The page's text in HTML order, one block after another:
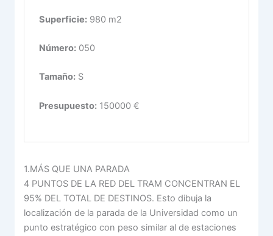
Superficie:980 m2
Número:050
Tamaño:S
Presupuesto:150000 €
1.MÁS QUE UNA PARADA
4 PUNTOS DE LA RED DEL TRAM CONCENTRAN EL
95% DEL TOTAL DE DESTINOS. Esto dibuja la
localización de la parada de la Universidad como un
punto estratégico con peso similar al de estaciones